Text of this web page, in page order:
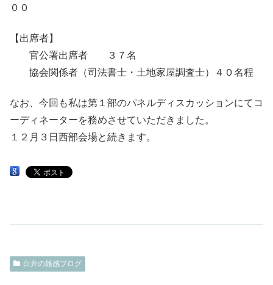
００
【出席者】
官公署出席者 ３７名
協会関係者（司法書士・土地家屋調査士）４０名程
なお、今回も私は第１部のパネルディスカッションにてコ
ーディネーターを務めさせていただきました。
１２月３日西部会場と続きます。
白井の雑感ブログ